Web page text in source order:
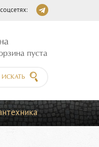
пуста
ИСКАТЬ